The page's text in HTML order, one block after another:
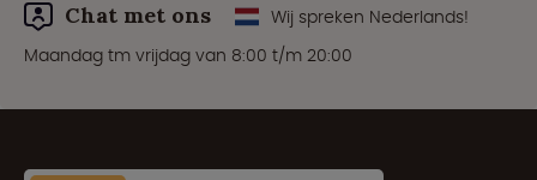
Chat met ons
Wij spreken Nederlands!
Maandag tm vrijdag van 8:00 t/m 20:00